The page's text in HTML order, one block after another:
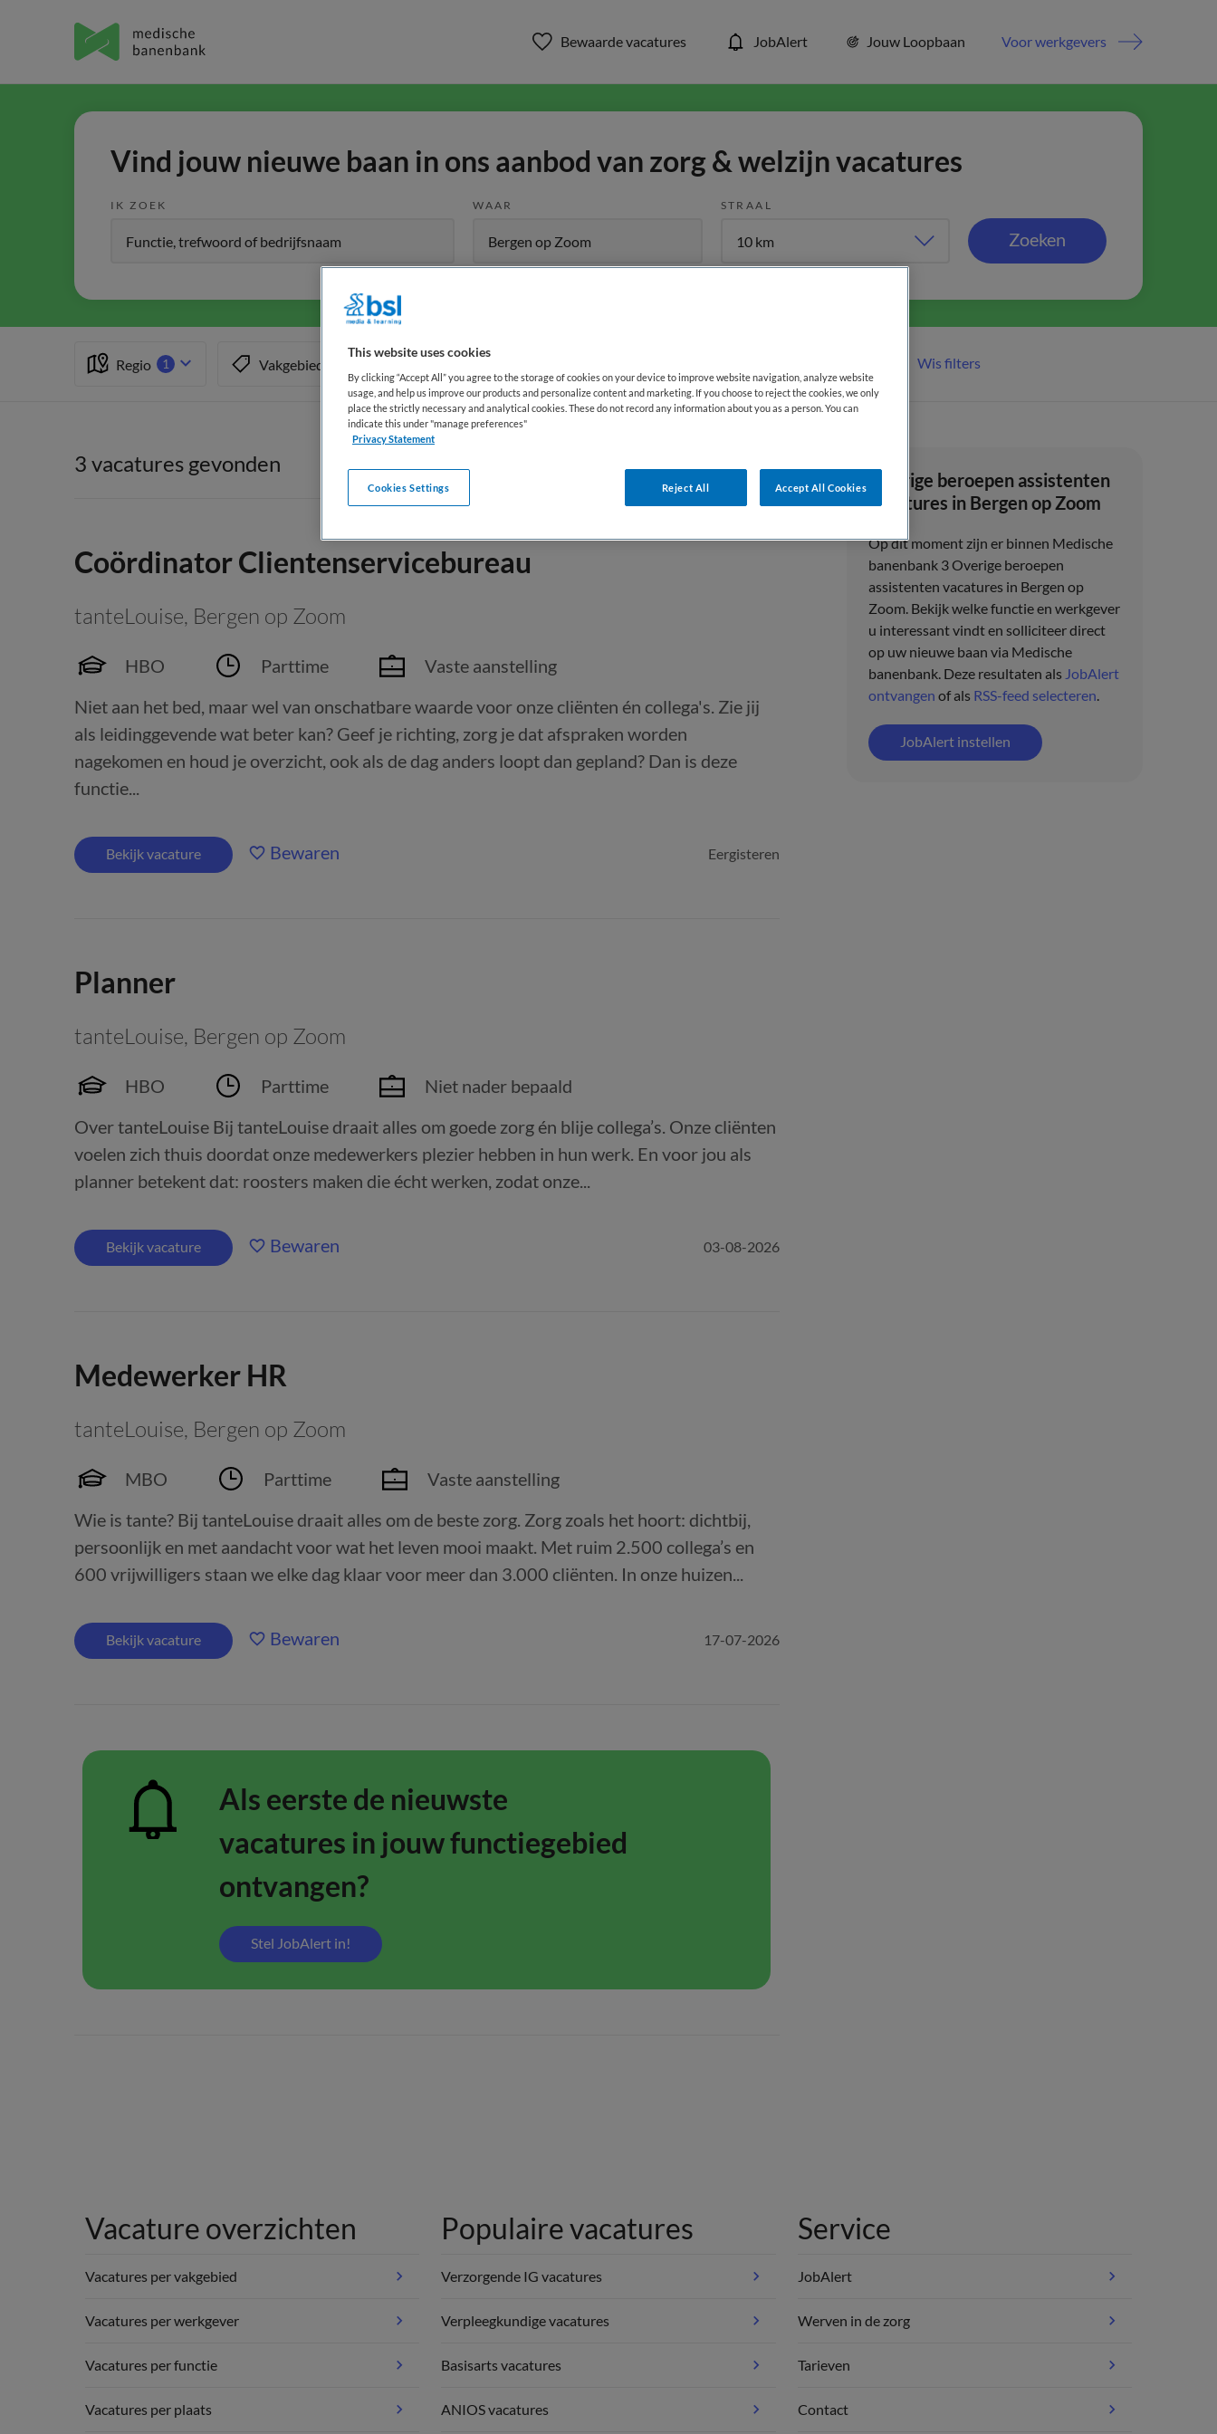
Bewaarde vacatures JobAlert Jouw Loopbaan Voor werkgevers
Vind jouw nieuwe baan in ons aanbod van zorg & welzijn vacatures
IK ZOEK WAAR STRAAL
Zoeken
Regio 1 Vakgebied Wis filters
Overige beroepen assistenten
vacatures in Bergen op Zoom
Op dit moment zijn er binnen Medische
banenbank 3 Overige beroepen
assistenten vacatures in Bergen op
Zoom. Bekijk welke functie en werkgever
u interessant vindt en solliciteer direct
op uw nieuwe baan via Medische
banenbank. Deze resultaten als JobAlert
ontvangen of als RSS-feed selecteren.
JobAlert instellen
3 vacatures gevonden
Coördinator Clientenservicebureau
tanteLouise, Bergen op Zoom
HBO Parttime
Vaste aanstelling
Niet aan het bed, maar wel van onschatbare waarde voor onze cliënten én collega's. Zie jij
als leidinggevende wat beter kan? Geef je richting, zorg je dat afspraken worden
nagekomen en houd je overzicht, ook als de dag anders loopt dan gepland? Dan is deze
functie...
Bekijk vacature Bewaren Eergisteren
Planner
tanteLouise, Bergen op Zoom
HBO Parttime
Niet nader bepaald
Over tanteLouise Bij tanteLouise draait alles om goede zorg én blije collega’s. Onze cliënten
voelen zich thuis doordat onze medewerkers plezier hebben in hun werk. En voor jou als
planner betekent dat: roosters maken die écht werken, zodat onze...
Bekijk vacature Bewaren 03-08-2026
Medewerker HR
tanteLouise, Bergen op Zoom
MBO Parttime
Vaste aanstelling
Wie is tante? Bij tanteLouise draait alles om de beste zorg. Zorg zoals het hoort: dichtbij,
persoonlijk en met aandacht voor wat het leven mooi maakt. Met ruim 2.500 collega’s en
600 vrijwilligers staan we elke dag klaar voor meer dan 3.000 cliënten. In onze huizen...
Bekijk vacature Bewaren 17-07-2026
Als eerste de nieuwste
vacatures in jouw functiegebied
ontvangen?
Stel JobAlert in!
Vacature overzichten
Vacatures per vakgebied
Vacatures per werkgever
Vacatures per functie
Vacatures per plaats
Populaire vacatures
Verzorgende IG vacatures
Verpleegkundige vacatures
Basisarts vacatures
ANIOS vacatures
Service
JobAlert
Werven in de zorg
Tarieven
Contact
This website uses cookies
By clicking “Accept All” you agree to the storage of cookies on your device to improve website navigation, analyze website
usage, and help us improve our products and personalize content and marketing. If you choose to reject the cookies, we only
place the strictly necessary and analytical cookies. These do not record any information about you as a person. You can
indicate this under "manage preferences"
Privacy Statement
Reject All Accept All Cookies
Cookies Settings